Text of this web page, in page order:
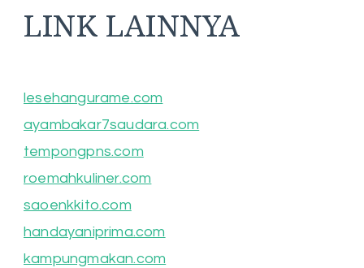
LINK LAINNYA
lesehangurame.com
ayambakar7saudara.com
tempongpns.com
roemahkuliner.com
saoenkkito.com
handayaniprima.com
kampungmakan.com